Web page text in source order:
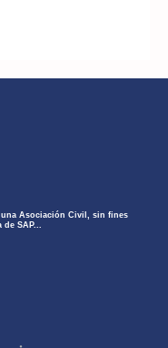
una Asociación Civil, sin fines
SAP...